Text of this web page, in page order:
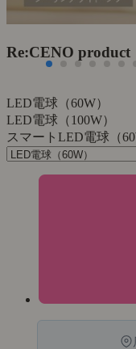
Re:CENO product
LED電球（60W）
LED電球（100W）
スマートLED電球（